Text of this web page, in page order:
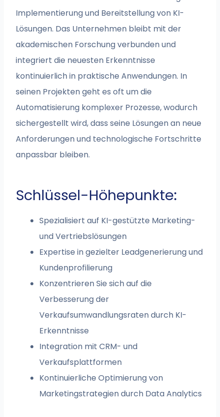
Implementierung und Bereitstellung von KI-
Lösungen. Das Unternehmen bleibt mit der
akademischen Forschung verbunden und
integriert die neuesten Erkenntnisse
kontinuierlich in praktische Anwendungen. In
seinen Projekten geht es oft um die
Automatisierung komplexer Prozesse, wodurch
sichergestellt wird, dass seine Lösungen an neue
Anforderungen und technologische Fortschritte
anpassbar bleiben.
Schlüssel-Höhepunkte:
Spezialisiert auf KI-gestützte Marketing-
und Vertriebslösungen
Expertise in gezielter Leadgenerierung und
Kundenprofilierung
Konzentrieren Sie sich auf die
Verbesserung der
Verkaufsumwandlungsraten durch KI-
Erkenntnisse
Integration mit CRM- und
Verkaufsplattformen
Kontinuierliche Optimierung von
Marketingstrategien durch Data Analytics